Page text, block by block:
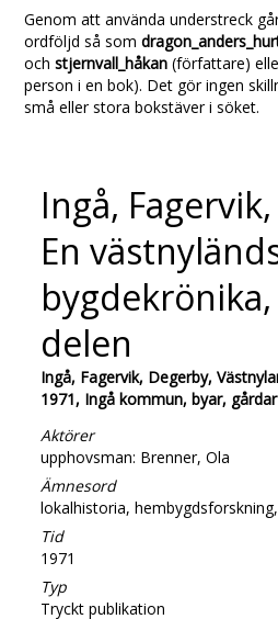
Genom att använda understreck
ordföljd så som
ochstjernvall_håkan (författare)
person i en bok). Det gör ingen
små eller stora bokstäver i söket.
Ingå,
En
delen
Ingå, Fagervik, Degerby,
1971, Ingå kommun, byar, gårdar
Aktörer
upphovsman: Brenner, Ola
Ämnesord
lokalhistoria,
Tid
1971
Typ
Tryckt publikation